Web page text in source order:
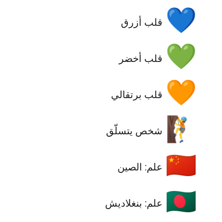
💙 قلب أزرق
💚 قلب أخضر
🧡 قلب برتقالي
🧗 شخص يتسلّق
🇨🇳 علم: الصين
🇧🇩 علم: بنغلاديش